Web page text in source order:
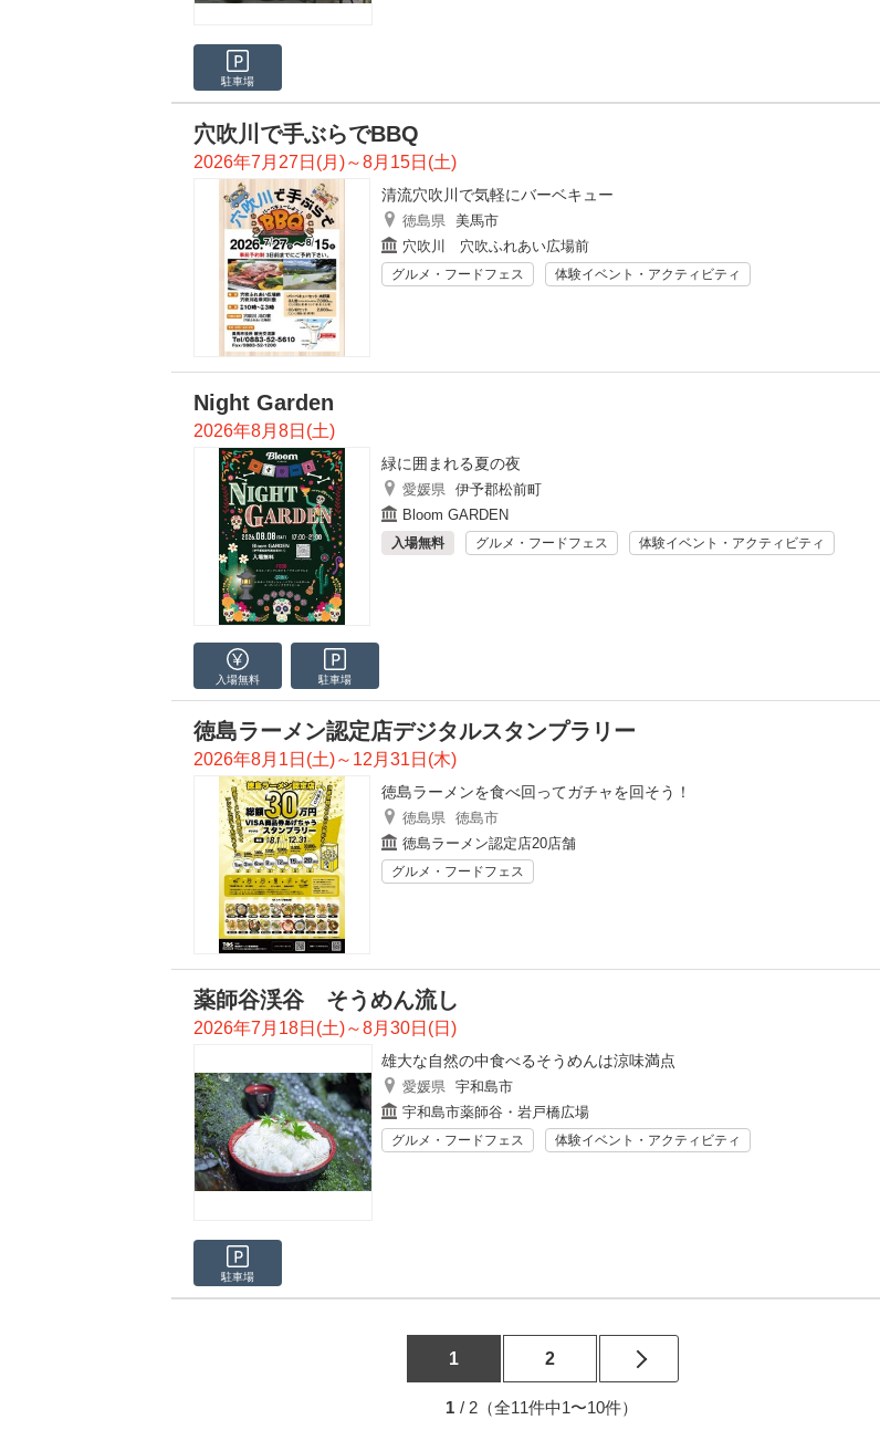
駐車場
穴吹川で手ぶらでBBQ
2026年7月27日(月)～8月15日(土)
清流穴吹川で気軽にバーベキュー
徳島県 美馬市
穴吹川 穴吹ふれあい広場前
グルメ・フードフェス 体験イベント・アクティビティ
Night Garden
2026年8月8日(土)
緑に囲まれる夏の夜
愛媛県 伊予郡松前町
Bloom GARDEN
入場無料 グルメ・フードフェス 体験イベント・アクティビティ
入場無料 駐車場
徳島ラーメン認定店デジタルスタンプラリー
2026年8月1日(土)～12月31日(木)
徳島ラーメンを食べ回ってガチャを回そう！
徳島県 徳島市
徳島ラーメン認定店20店舗
グルメ・フードフェス
薬師谷渓谷 そうめん流し
2026年7月18日(土)～8月30日(日)
雄大な自然の中食べるそうめんは涼味満点
愛媛県 宇和島市
宇和島市薬師谷・岩戸橋広場
グルメ・フードフェス 体験イベント・アクティビティ
駐車場
1 2
1 / 2（全11件中1〜10件）